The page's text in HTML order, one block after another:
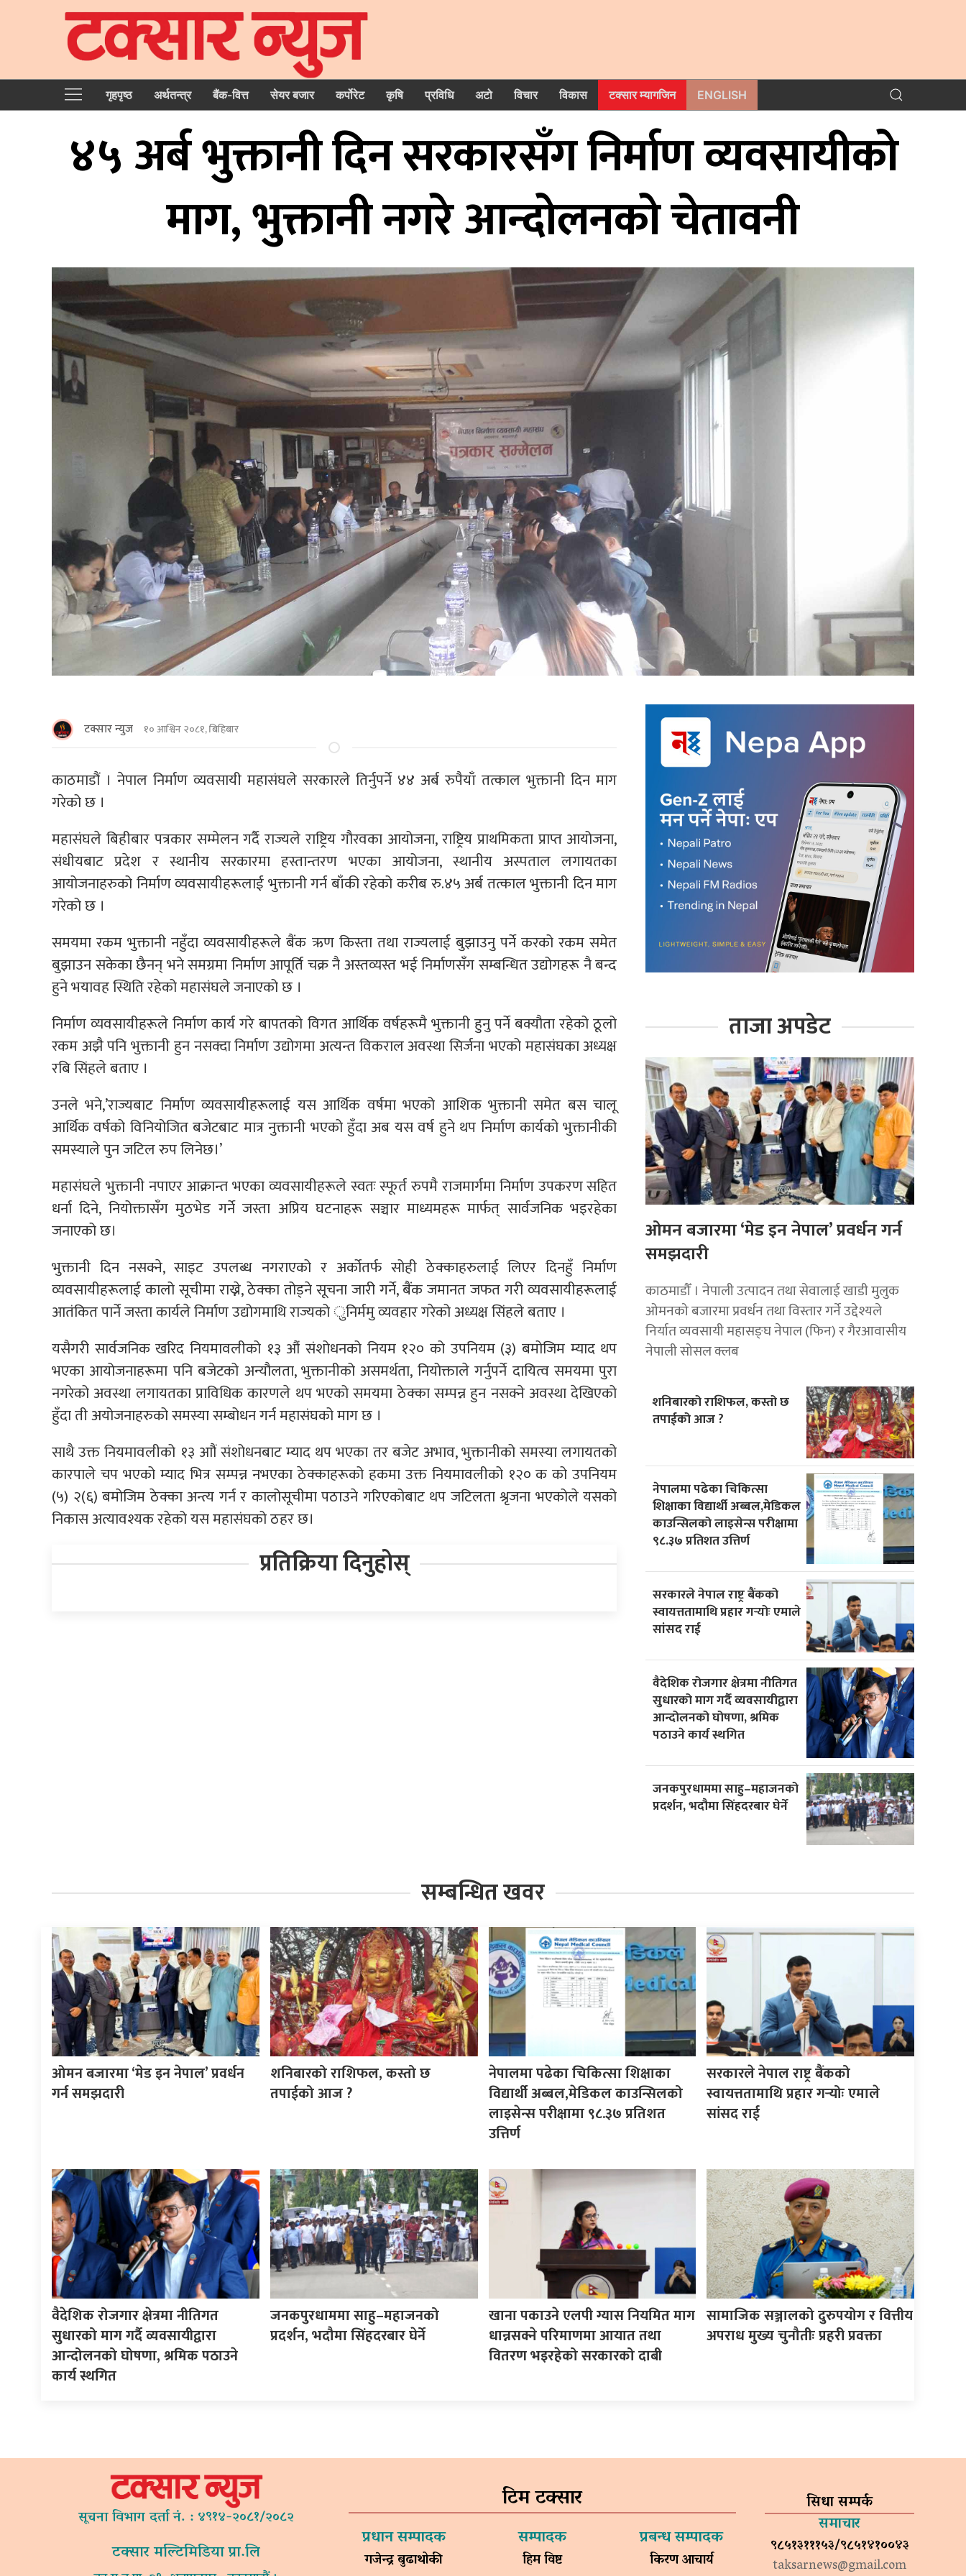
गृहपृष्‍ठ अर्थतन्त्र बैंक-वित्त सेयर बजार कर्पोरेट कृषि प्रविधि अटो विचार विकास टक्सार म्यागजिन ENGLISH
४५ अर्ब भुक्तानी दिन सरकारसँग निर्माण व्यवसायीकाे
माग, भुक्तानी नगरे आन्दोलनको चेतावनी
टक्सार न्युज १० आश्विन २०८१, बिहिबार
काठमाडौं । नेपाल निर्माण व्यवसायी महासंघले सरकारले तिर्नुपर्ने ४४ अर्ब रुपैयाँ तत्काल भुक्तानी दिन माग
गरेको छ ।
महासंघले बिहीबार पत्रकार सम्मेलन गर्दै राज्यले राष्ट्रिय गौरवका आयोजना, राष्ट्रिय प्राथमिकता प्राप्त आयोजना,
संधीयबाट प्रदेश र स्थानीय सरकारमा हस्तान्तरण भएका आयोजना, स्थानीय अस्पताल लगायतका
आयोजनाहरुको निर्माण व्यवसायीहरूलाई भुक्तानी गर्न बाँकी रहेको करीब रु.४५ अर्ब तत्काल भुक्तानी दिन माग
गरेको छ ।
समयमा रकम भुक्तानी नहुँदा व्यवसायीहरूले बैंक ऋण किस्ता तथा राज्यलाई बुझाउनु पर्ने करको रकम समेत
बुझाउन सकेका छैनन् भने समग्रमा निर्माण आपूर्ति चक्र नै अस्तव्यस्त भई निर्माणसँग सम्बन्धित उद्योगहरू नै बन्द
हुने भयावह स्थिति रहेको महासंघले जनाएको छ ।
निर्माण व्यवसायीहरूले निर्माण कार्य गरे बापतको विगत आर्थिक वर्षहरूमै भुक्तानी हुनु पर्ने बक्यौता रहेको ठूलो
रकम अझै पनि भुक्तानी हुन नसक्दा निर्माण उद्योगमा अत्यन्त विकराल अवस्था सिर्जना भएको महासंघका अध्यक्ष
रबि सिंहले बताए ।
उनले भने,’राज्यबाट निर्माण व्यवसायीहरूलाई यस आर्थिक वर्षमा भएको आशिक भुक्तानी समेत बस चालू
आर्थिक वर्षको विनियोजित बजेटबाट मात्र नुक्तानी भए‌को हुँदा अब यस वर्ष हुने थप निर्माण कार्यको भुक्तानीकी
समस्याले पुन जटिल रुप लिनेछ।’
महासंघले भुक्तानी नपाएर आक्रान्त भएका व्यवसायीहरूले स्वतः स्फूर्त रुपमै राजमार्गमा निर्माण उपकरण सहित
धर्ना दिने, नियोक्तासँग मुठभेड गर्ने जस्ता अप्रिय घटनाहरू सञ्चार माध्यमहरू मार्फत् सार्वजनिक भइरहेका
जनाएको छ।
भुक्तानी दिन नसक्ने, साइट उपलब्ध नगराएको र अर्कोतर्फ सोही ठेक्काहरुलाई लिएर दिनहुँ निर्माण
व्यवसायीहरूलाई कालो सूचीमा राख्ने, ठेक्का तोड्ने सूचना जारी गर्ने, बैंक जमानत जफत गरी व्यवसायीहरूलाई
आतंकित पार्ने जस्ता कार्यले निर्माण उद्योगमाथि राज्यको ुनिर्ममु व्यवहार गरेको अध्यक्ष सिंहले बताए ।
यसैगरी सार्वजनिक खरिद नियमावलीको १३ औं संशोधनको नियम १२० को उपनियम (३) बमोजिम म्याद थप
भएका आयोजनाहरूमा पनि बजेटको अन्यौलता, भुक्तानीको असमर्थता, नियोक्ताले गर्नुपर्ने दायित्व समयमा पुरा
नगरेको अवस्था लगायतका प्राविधिक कारणले थप भएको समयमा ठेक्का सम्पन्न हुन नसक्ने अवस्था देखिएको
हुँदा ती अयोजनाहरुको समस्या सम्बोधन गर्न महासंघको माग छ ।
साथै उक्त नियमावलीको १३ आौं संशोधनबाट म्याद थप भए‌का तर बजेट अभाव, भुक्तानीको समस्या लगायतको
कारपाले चप भएको म्याद भित्र सम्पन्न नभएका ठेक्काहरूको हकमा उक्त नियमावलीको १२० क को उपनियम
(५) २(६) बमोजिम ठेक्का अन्त्य गर्न र कालोसूचीमा पठाउने गरिएकोबाट थप जटिलता श्रृजना भएकोले यसको
निकास अत्यावश्यक रहेको यस महासंघको ठहर छ।
प्रतिक्रिया दिनुहोस्
ताजा अपडेट
ओमन बजारमा ‘मेड इन नेपाल’ प्रवर्धन गर्न
समझदारी
काठमाडौँ । नेपाली उत्पादन तथा सेवालाई खाडी मुलुक
ओमनको बजारमा प्रवर्धन तथा विस्तार गर्ने उद्देश्यले
निर्यात व्यवसायी महासङ्घ नेपाल (फिन) र गैरआवासीय
नेपाली सोसल क्लब
शनिबारको राशिफल, कस्तो छ
तपाईको आज ?
नेपालमा पढेका चिकित्सा
शिक्षाका विद्यार्थी अब्बल,मेडिकल
काउन्सिलको लाइसेन्स परीक्षामा
९८.३७ प्रतिशत उत्तिर्ण
सरकारले नेपाल राष्ट्र बैंकको
स्वायत्ततामाथि प्रहार गर्‍योः एमाले
सांसद राई
वैदेशिक रोजगार क्षेत्रमा नीतिगत
सुधारको माग गर्दै व्यवसायीद्वारा
आन्दोलनको घोषणा, श्रमिक
पठाउने कार्य स्थगित
जनकपुरधाममा साहु–महाजनको
प्रदर्शन, भदौमा सिंहदरबार घेर्ने
सम्बन्धित खवर
ओमन बजारमा ‘मेड इन नेपाल’ प्रवर्धन
गर्न समझदारी
शनिबारको राशिफल, कस्तो छ
तपाईको आज ?
नेपालमा पढेका चिकित्सा शिक्षाका
विद्यार्थी अब्बल,मेडिकल काउन्सिलको
लाइसेन्स परीक्षामा ९८.३७ प्रतिशत
उत्तिर्ण
सरकारले नेपाल राष्ट्र बैंकको
स्वायत्ततामाथि प्रहार गर्‍योः एमाले
सांसद राई
वैदेशिक रोजगार क्षेत्रमा नीतिगत
सुधारको माग गर्दै व्यवसायीद्वारा
आन्दोलनको घोषणा, श्रमिक पठाउने
कार्य स्थगित
जनकपुरधाममा साहु–महाजनको
प्रदर्शन, भदौमा सिंहदरबार घेर्ने
खाना पकाउने एलपी ग्यास नियमित माग
धान्नसक्ने परिमाणमा आयात तथा
वितरण भइरहेको सरकारको दाबी
सामाजिक सञ्जालको दुरुपयोग र वित्तीय
अपराध मुख्य चुनौतीः प्रहरी प्रवक्ता
सूचना विभाग दर्ता नं. : ४९१४-२०८१/२०८२
टक्सार मल्टिमिडिया प्रा.लि
टिम टक्सार
प्रधान सम्पादक
गजेन्द्र बुढाथोकी
सम्पादक
हिम विष्ट
प्रबन्ध सम्पादक
किरण आचार्य
सिधा सम्पर्क
समाचार
९८५१३१११५३/९८५१४१००४३
taksarnews@gmail.com